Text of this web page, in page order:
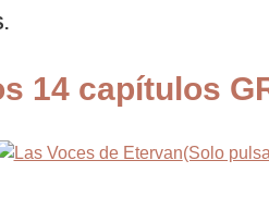
14 capítulos
(Solo